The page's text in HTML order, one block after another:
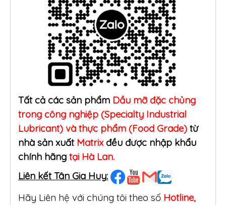
Tất cả các sản phẩm Dầu mỡ đặc chủng
trong công nghiệp (Specialty Industrial
Lubricant) và thực phẩm (Food Grade) từ
nhà sản xuấtMatrix đều được nhập khẩu
chính hãng tại Hà Lan.
Liên kết Tân Gia Huy:
Hãy Liên hệ với chúng tôi theo số Hotline,